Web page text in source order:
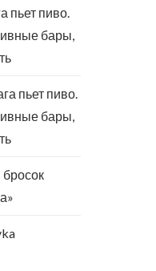
пьет пиво.
бары,
пьет пиво.
бары,